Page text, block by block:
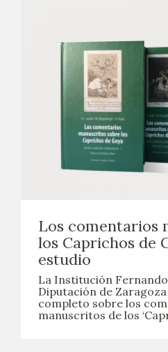
Los comentarios
los Caprichos de
estudio
La Institución
Diputación de
completo sobre los
manuscritos de los